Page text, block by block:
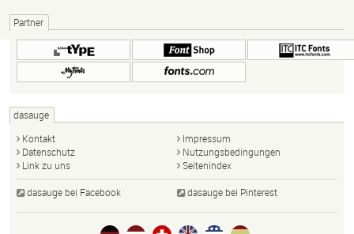
Partner
dasauge
Kontakt
Impressum
Datenschutz
Nutzungsbedingungen
Link zu uns
Seitenindex
dasauge bei Facebook dasauge bei Pinterest